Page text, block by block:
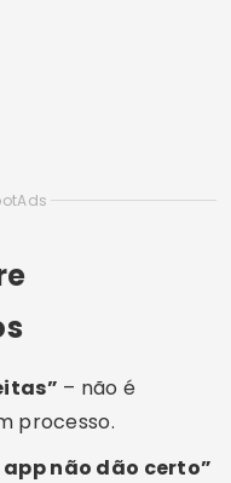
– não é
processo.
não dão certo”